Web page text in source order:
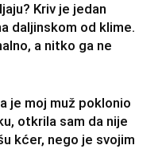
Kriv je jedan
daljinskom od klime.
a nitko ga ne
je moj muž poklonio
otkrila sam da nije
kćer, nego je svojim